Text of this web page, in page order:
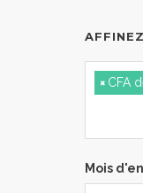
× CFA
Mois